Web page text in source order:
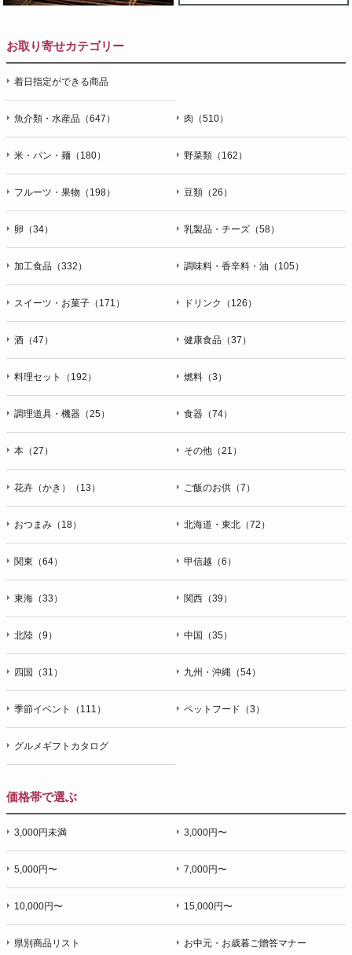
お取り寄せカテゴリー
着日指定ができる商品
魚介類・水産品（647） 肉（510）
米・パン・麺（180） 野菜類（162）
フルーツ・果物（198） 豆類（26）
卵（34） 乳製品・チーズ（58）
加工食品（332） 調味料・香辛料・油（105）
スイーツ・お菓子（171） ドリンク（126）
酒（47） 健康食品（37）
料理セット（192） 燃料（3）
調理道具・機器（25） 食器（74）
本（27） その他（21）
花卉（かき）（13） ご飯のお供（7）
おつまみ（18） 北海道・東北（72）
関東（64） 甲信越（6）
東海（33） 関西（39）
北陸（9） 中国（35）
四国（31） 九州・沖縄（54）
季節イベント（111） ペットフード（3）
グルメギフトカタログ
価格帯で選ぶ
3,000円未満 3,000円〜
5,000円〜 7,000円〜
10,000円〜 15,000円〜
県別商品リスト お中元・お歳暮ご贈答マナー